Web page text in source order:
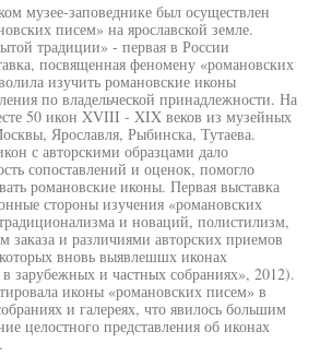
музее-заповеднике был осуществлен
писем» на ярославской земле.
традиции» - первая в России
посвященная феномену «романовских
изучить романовские иконы
по владельческой принадлежности. На
50 икон XVIII - XIX веков из музейных
Ярославля, Рыбинска, Тутаева.
с авторскими образцами дало
сопоставлений и оценок, помогло
романовские иконы. Первая выставка
стороны изучения «романовских
и новаций, полистилизм,
заказа и различиями авторских приемов
вновь выявлешшх иконах
зарубежных и частных собраниях», 2012).
иконы «романовских писем» в
и галереях, что явилось большим
целостного представления об иконах